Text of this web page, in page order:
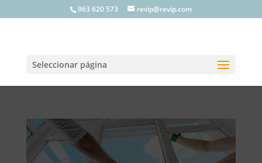
963 620 573 revip@revip.com
Seleccionar página